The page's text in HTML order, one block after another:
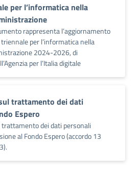
per l’informatica nella
rappresenta l’aggiornamento
per l’informatica nella
2024-2026, di
per l’Italia digitale
trattamento dei dati
Espero
dei dati personali
al Fondo Espero (accordo 13